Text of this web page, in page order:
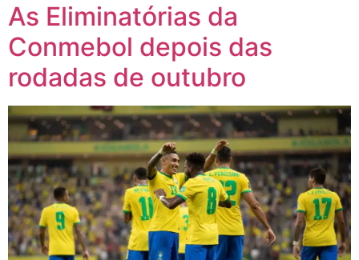
As Eliminatórias da
Conmebol depois das
rodadas de outubro